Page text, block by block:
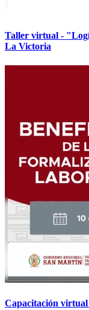
Taller virtual -
La Victoria
Capacitación